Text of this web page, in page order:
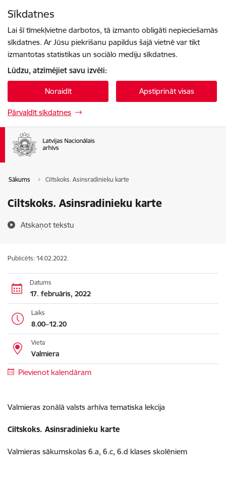
Sīkdatnes
Lai šī tīmekļvietne darbotos, tā izmanto obligāti nepieciešamās
sīkdatnes. Ar Jūsu piekrišanu papildus šajā vietnē var tikt
izmantotas statistikas un sociālo mediju sīkdatnes.
Lūdzu, atzīmējiet savu izvēli:
Noraidīt Apstiprināt visas
Pārvaldīt sīkdatnes
Sākums Ciltskoks. Asinsradinieku karte
Ciltskoks. Asinsradinieku karte
Atskaņot tekstu
Publicēts: 14.02.2022.
Datums
17. februāris, 2022
Laiks
8.00–12.20
Vieta
Valmiera
Pievienot kalendāram
Valmieras zonālā valsts arhīva tematiska lekcija
Ciltskoks. Asinsradinieku karte
Valmieras sākumskolas 6.a, 6.c, 6.d klases skolēniem